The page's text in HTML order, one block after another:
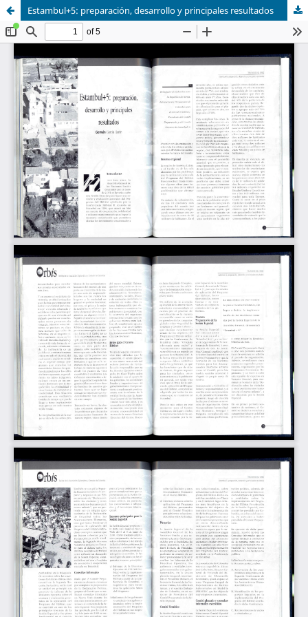
Estambul+5: preparación, desarrollo y principales resultados